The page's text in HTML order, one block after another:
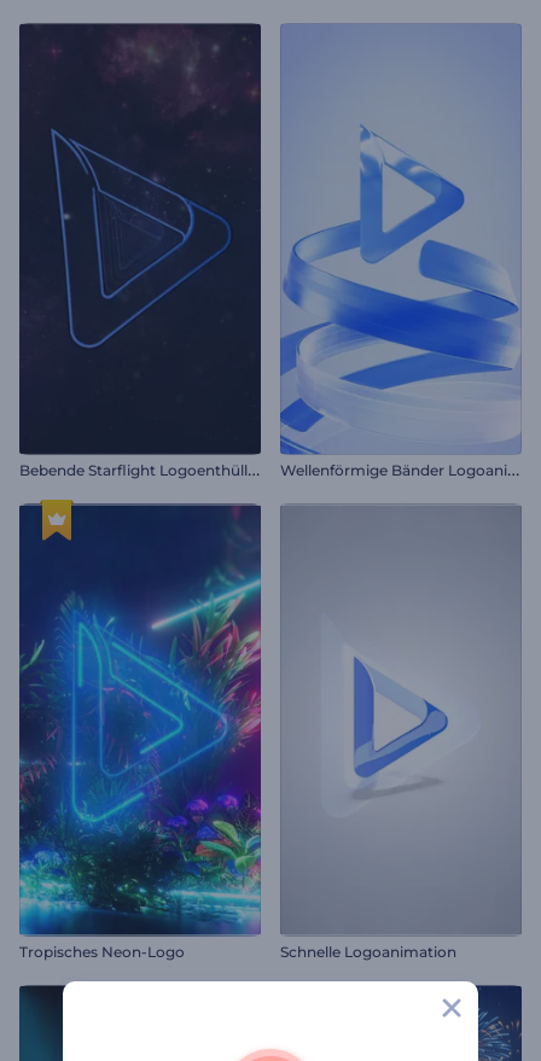
B
ebende Starflight Logoenthüllung W
ellenförmige Bänder Logoanimation
Tropisches Neon-Logo Schnelle Logoanimation